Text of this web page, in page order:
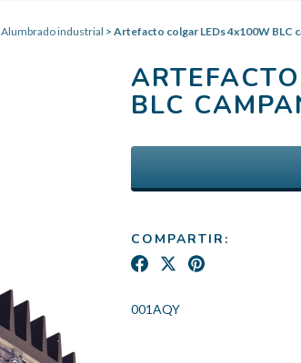
Alumbrado industrial > Artefacto colgar LEDs 4x100W BLC
BLC
COMPARTIR:
001AQY